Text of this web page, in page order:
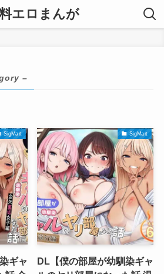
エロまんが
–
SigMart
ギャ
SigMart
DL【僕の部屋が幼馴染ギャ